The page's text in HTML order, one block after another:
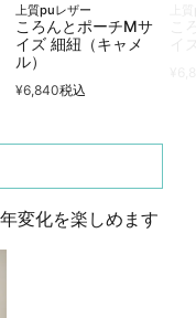
上質puレザー
ころんとポーチMサ
イズ 細紐（キャメ
ル）
¥6,840税込
変化を楽しめます